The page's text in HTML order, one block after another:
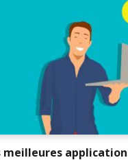
meilleures